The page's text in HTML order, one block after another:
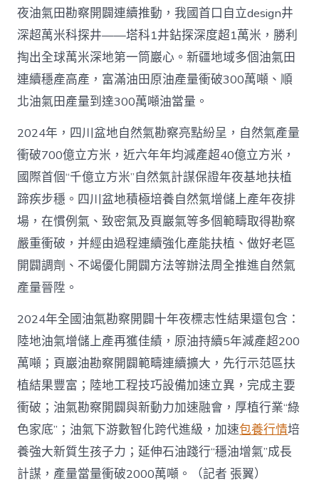
夜油氣田勘察開闢連續推動，我國首口自立design井
深超萬米科探井——塔科1井鉆探深度超1萬米，勝利
掏出全球萬米深地第一筒巖心。新疆地域多個油氣田
連續穩產高產，富滿油田原油產量衝破300萬噸、順
北油氣田產量到達300萬噸油當量。
2024年，四川盆地自然氣勘察亮點紛呈，自然氣產量
衝破700億立方米，近六年年均減產超40億立方米，
國際首個“千億立方米”自然氣計謀保證年夜基地扶植
蹄疾步穩。四川盆地積極培養自然氣增儲上產年夜排
場，在慣例氣、致密氣及頁巖氣等多個範疇取得勘察
嚴重衝破，并經由過程連續強化產能扶植、做好老區
開闢調劑、不竭優化開闢方法等辦法周全推進自然氣
產量晉陞。
2024年全國油氣勘察開闢十年夜標志性結果還包含：
陸地油氣增儲上產再獲佳績，原油持續5年減產超200
萬噸；頁巖油勘察開闢範疇連續擴大，先行示范區扶
植結果豐富；陸地工程技巧設備加速立異，完成主要
衝破；油氣勘察開闢與新動力加速融會，厚植行業“綠
色家底”；油氣下游數智化跨代進級，加速包養行情培
養強大新質生孩子力；延伸石油踐行“穩油增氣”成長
計謀，產量當量衝破2000萬噸。（記者 張翼）